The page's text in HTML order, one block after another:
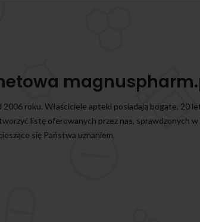
roku. Właściciele apteki posiadają bogate, 20
listę oferowanych przez nas, sprawdzonych
się Państwa uznaniem.